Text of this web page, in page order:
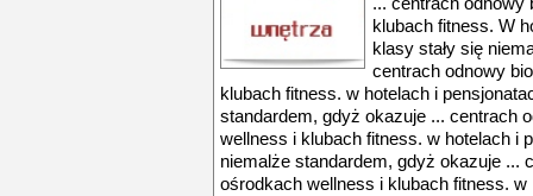
klubach fitness. W
klasy stały się
centrach odnowy
klubach fitness. w hotelach i
standardem, gdyż okazuje ... centrach
wellness i klubach fitness. w hotelach i
niemalże standardem, gdyż okazuje ...
ośrodkach wellness i klubach fitness.